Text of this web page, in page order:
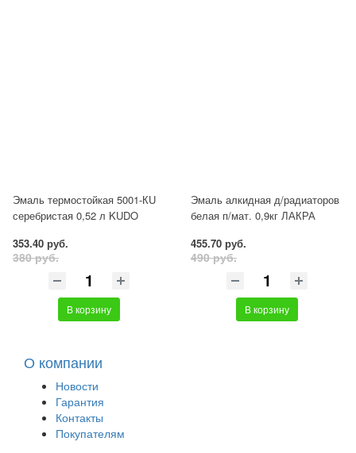
Эмаль термостойкая 5001-КU
серебристая 0,52 л KUDO
353.40 руб.
380 руб.
В корзину
Эмаль алкидная д/радиаторов
белая п/мат. 0,9кг ЛАКРА
455.70 руб.
490 руб.
В корзину
О компании
Новости
Гарантия
Контакты
Покупателям